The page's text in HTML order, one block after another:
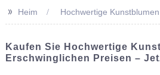
>> Heim Hochwertige Kunstblumen
Kaufen Sie Hochwertige
Erschwinglichen Preisen –